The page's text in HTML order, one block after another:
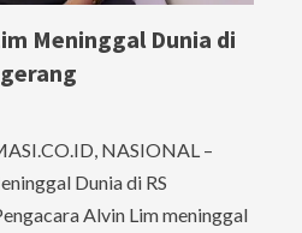
Meninggal Dunia di
NASIONAL –
Dunia di RS
Alvin Lim meninggal